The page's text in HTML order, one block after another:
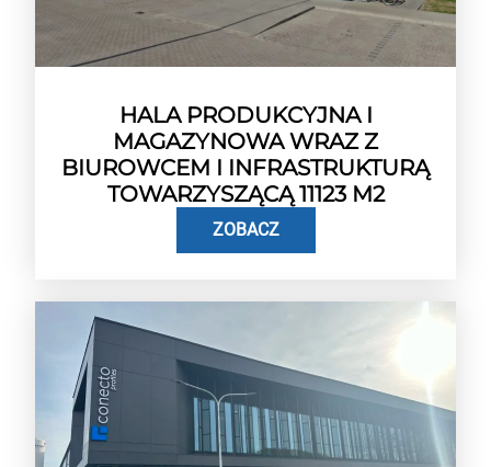
HALA PRODUKCYJNA I
MAGAZYNOWA WRAZ Z
BIUROWCEM I INFRASTRUKTURĄ
TOWARZYSZĄCĄ 11123 M2
ZOBACZ